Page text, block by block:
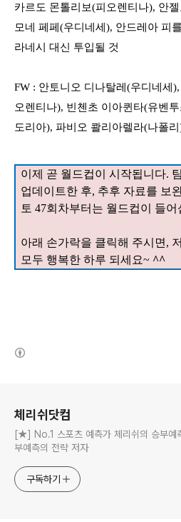
카르도 몬톨리보(피오렌티나), 안
모네 페페 (우디네세 ), 안드레아 피
라네시 대신 투입될 것
FW : 안토니오 디나탈레 (우디네세 ),
오렌티나), 빈첸초 이아퀸타(유벤
도리아), 파비오 콸리아렐라(나폴리
이제 곧 월드컵이 시작됩니다.
업데이트한 후, 추후 자료를 보
토 47회차부터는 월드컵이 들어
아래 손가락을 클릭해 주시면 ,
모두 행복한 하루 되세요~ ^^
체리쉬닷컴
[★] No.1 스포츠 예측가 체리쉬의 승부예
부예측의 전략 저자
구독하기